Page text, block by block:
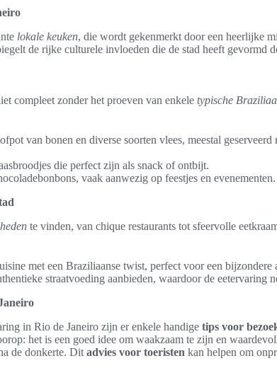
lokale keuken, die wordt gekenmerkt door een heerlijke
de rijke culturele invloeden die de stad heeft gevormd
compleet zonder het proeven van enkele typische
van bonen en diverse soorten vlees, meestal geserveerd
die perfect zijn als snack of ontbijt.
vaak aanwezig op feestjes en evenementen.
te vinden, van chique restaurants tot sfeervolle
met een Braziliaanse twist, perfect voor een bijzondere
straatvoeding aanbieden, waardoor de eetervaring
in Rio de Janeiro zijn er enkele handige tips voor
het is een goed idee om waakzaam te zijn en
de donkerte. Ditadvies voor toeristen kan helpen om